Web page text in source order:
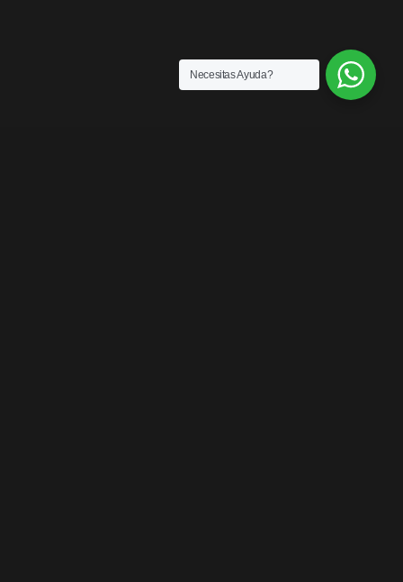
Necesitas Ayuda?